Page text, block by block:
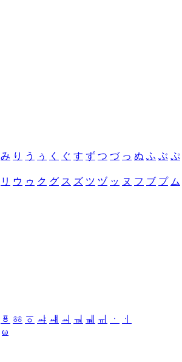
み り う ぅ く ぐ す ず つ づ っ ぬ ふ ぶ ぷ
リ ウ ゥ ク グ ス ズ ツ ヅ ッ ヌ フ ブ プ ム
ㆄ ㆅ ㆆ ㆇ ㆈ ㆉ ㆊ ㆋ ㆌ ㆍ
ㆎ
ω